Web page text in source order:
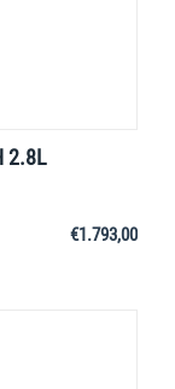
2.8L
€1.793,00